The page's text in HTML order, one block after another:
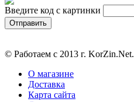
Введите код с картинки
© Работаем с 2013 г. KorZin.Net.
О магазине
Доставка
Карта сайта